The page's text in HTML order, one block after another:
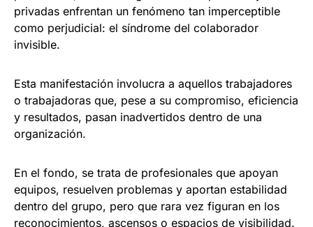
privadas enfrentan un fenómeno tan imperceptible
como perjudicial: el síndrome del colaborador
invisible.
Esta manifestación involucra a aquellos trabajadores
o trabajadoras que, pese a su compromiso, eficiencia
y resultados, pasan inadvertidos dentro de una
organización.
En el fondo, se trata de profesionales que apoyan
equipos, resuelven problemas y aportan estabilidad
dentro del grupo, pero que rara vez figuran en los
reconocimientos, ascensos o espacios de visibilidad.